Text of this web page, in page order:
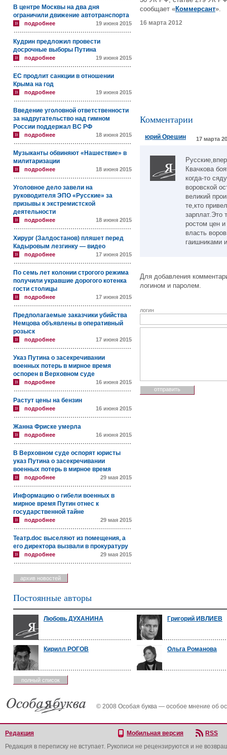
В центре Москвы на два дня
ограничили движение автотранспорта
подробнее 19 июня 2015
Кудрин предложил провести
досрочные выборы Путина
подробнее 19 июня 2015
ЕС продлит санкции в отношении
Крыма на год
подробнее 19 июня 2015
Введение уголовной ответственности
за надругательство над гимном
России поддержал ВС РФ
подробнее 18 июня 2015
Музыканты обвиняют «Нашествие» в
милитаризации
подробнее 18 июня 2015
Уголовное дело завели на
руководителя ЭПО «Русские» за
призывы к экстремистской
деятельности
подробнее 18 июня 2015
Хирург (Залдостанов) пляшет перед
Кадыровым лезгинку — видео
подробнее 17 июня 2015
По семь лет колонии строгого режима
получили укравшие дорогого котенка
гости столицы
подробнее 17 июня 2015
Предполагаемые заказчики убийства
Немцова объявлены в оперативный
розыск
подробнее 17 июня 2015
Указ Путина о засекречивании
военных потерь в мирное время
оспорен в Верховном суде
подробнее 16 июня 2015
Растут цены на бензин
подробнее 16 июня 2015
Жанна Фриске умерла
подробнее 16 июня 2015
В Верховном суде оспорят юристы
указ Путина о засекречивании
военных потерь в мирное время
подробнее 29 мая 2015
Информацию о гибели военных в
мирное время Путин отнес к
государственной тайне
подробнее 29 мая 2015
Театр.doc выселяют из помещения, а
его директора вызвали в прокуратуру
подробнее 29 мая 2015
архив новостей
сообщает «Коммерсант».
16 марта 2012
Комментарии
юрий Орешин 17 марта
Квачкова
когда-то
воровской
великий
те,кто
зарплат.Это
ростом цен
власть
гаишниками
Для добавления
логином и паролем.
логин
Постоянные авторы
Любовь ДУХАНИНА Григорий ИВЛИЕВ
Кирилл РОГОВ Ольга Романова
полный список
© 2008 Особая буква — особое мнение об
Редакция Мобильная версия
RSS
Редакция в переписку не вступает. Рукописи не рецензируются и не